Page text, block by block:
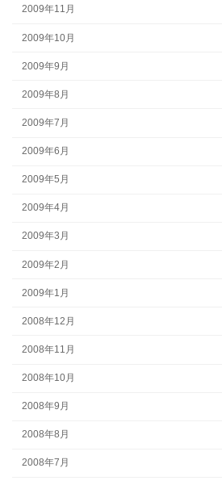
2009年11月
2009年10月
2009年9月
2009年8月
2009年7月
2009年6月
2009年5月
2009年4月
2009年3月
2009年2月
2009年1月
2008年12月
2008年11月
2008年10月
2008年9月
2008年8月
2008年7月